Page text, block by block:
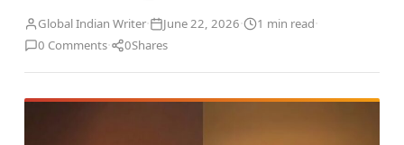
Global Indian Writer· June 22, 2026· 1 min read·
0 Comments· 0Shares